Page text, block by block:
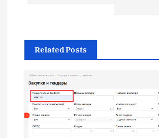
г
ц
и
Related Posts